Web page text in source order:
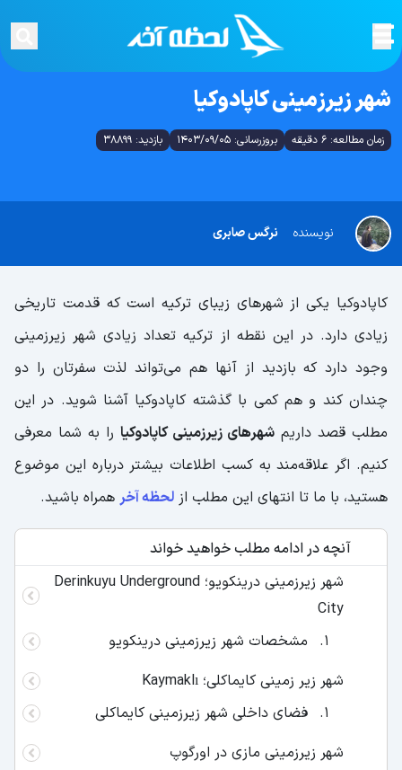
شهر زیرزمینی کاپادوکیا
زمان مطالعه: 6 دقیقه بروزرسانی: 1403/09/05 بازدید: 38899
نرگس صابری نویسنده
کاپادوکیا یکی از شهرهای زیبای ترکیه است که قدمت تاریخی
زیادی دارد. در این نقطه از ترکیه تعداد زیادی شهر زیرزمینی
وجود دارد که بازدید از آنها هم می‌تواند لذت سفرتان را دو
چندان کند و هم کمی با گذشته کاپادوکیا آشنا شوید. در این
مطلب قصد داریم شهرهای زیرزمینی کاپادوکیا را به شما معرفی
کنیم. اگر علاقه‌مند به کسب اطلاعات بیشتر درباره این موضوع
هستید، با ما تا انتهای این مطلب از لحظه آخر همراه باشید.
آنچه در ادامه مطلب خواهید خواند
شهر زیرزمینی درینکویو؛ Derinkuyu Underground
City
مشخصات شهر زیرزمینی درینکویو
شهر زیر زمینی کایماکلی؛ Kaymaklı
فضای داخلی شهر زیرزمینی کایماکلی
شهر زیرزمینی مازی در اورگوپ